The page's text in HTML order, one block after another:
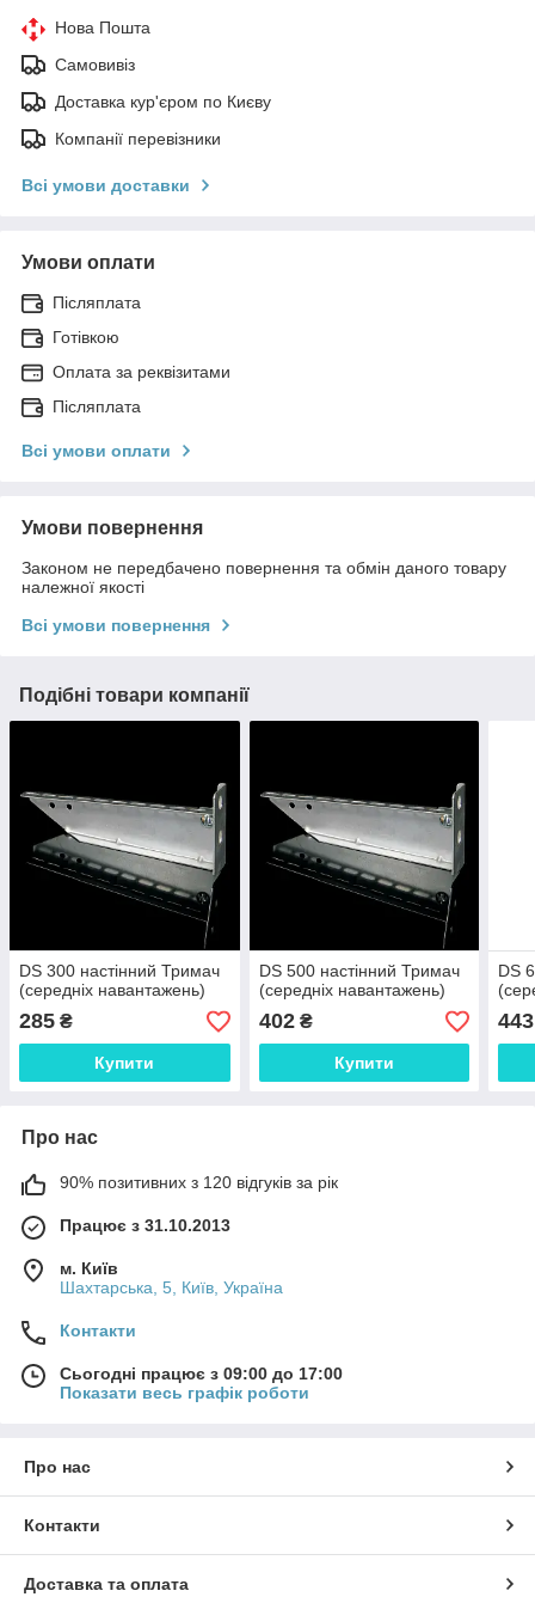
Нова Пошта
Самовивіз
Доставка кур'єром по Києву
Компанії перевізники
Всі умови доставки
Умови оплати
Післяплата
Готівкою
Оплата за реквізитами
Післяплата
Всі умови оплати
Умови повернення
Законом не передбачено повернення та обмін даного товару
належної якості
Всі умови повернення
Подібні товари компанії
DS 300 настінний Тримач
(середніх навантажень)
285 ₴
Купити
DS 500 настінний Тримач
(середніх навантажень)
402₴
Купити
DS
443
Про нас
90% позитивних з 120 відгуків за рік
Працює з 31.10.2013
м. Київ
Шахтарська, 5, Київ, Україна
Контакти
Сьогодні працює з 09:00 до 17:00
Показати весь графік роботи
Про нас
Контакти
Доставка та оплата